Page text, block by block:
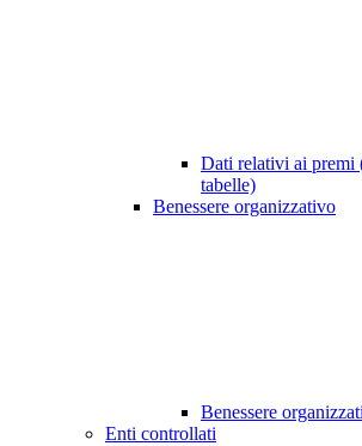
Dati relativi ai premi
tabelle)
Benessere organizzativo
Benessere
Enti controllati